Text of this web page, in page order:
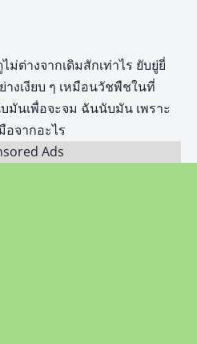
ต่างจากเดิมสักเท่าไร ยับยู่ยี่
งเงียบ ๆ เหมือนวัชพืชในที่
มันเพื่อจะจม ฉันนับมัน เพราะ
อจากอะไร
Ads